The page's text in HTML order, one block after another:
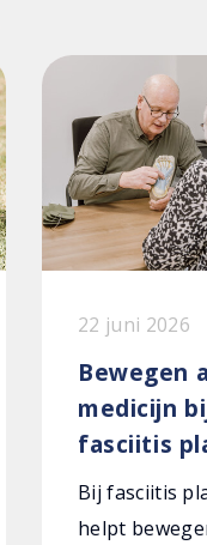
22 juni 2026
Bewegen
medicijn
fasciitis
Bij fasciitis
helpt